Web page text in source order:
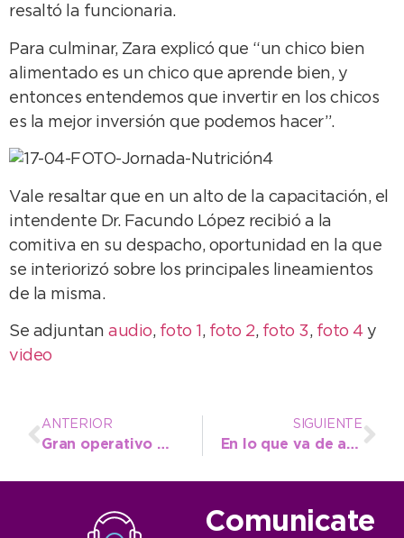
resaltó la funcionaria.
Para culminar, Zara explicó que “un chico bien
alimentado es un chico que aprende bien, y
entonces entendemos que invertir en los chicos
es la mejor inversión que podemos hacer”.
Vale resaltar que en un alto de la capacitación, el
intendente Dr. Facundo López recibió a la
comitiva en su despacho, oportunidad en la que
se interiorizó sobre los principales lineamientos
de la misma.
Se adjuntan audio, foto 1 , foto 2, foto 3, foto 4 y
video
ANTERIOR
Gran operativo municipal para paliar las necesidades de vecinos afectados por las lluvias
SIGUIENTE
En lo que va de abril, ya se aplicaron 728 vacunas contra la gripe
Comunicate